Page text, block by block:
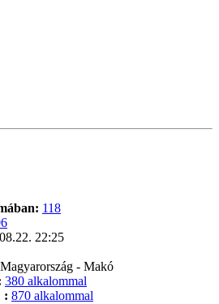
118
22:25
Magyarország - Makó
380 alkalommal
: 870 alkalommal